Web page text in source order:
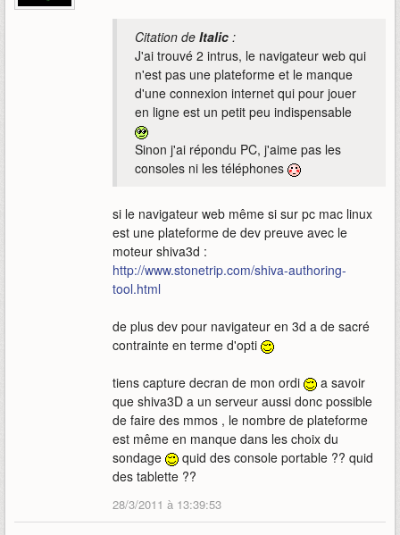
Citation de Italic :
J'ai trouvé 2 intrus, le navigateur web qui
n'est pas une plateforme et le manque
d'une connexion internet qui pour jouer
en ligne est un petit peu indispensable
Sinon j'ai répondu PC, j'aime pas les
consoles ni les téléphones
si le navigateur web même si sur pc mac linux
est une plateforme de dev preuve avec le
moteur shiva3d :
http://www.stonetrip.com/shiva-authoring-
tool.html
de plus dev pour navigateur en 3d a de sacré
contrainte en terme d'opti
tiens capture decran de mon ordi
a savoir
que shiva3D a un serveur aussi donc possible
de faire des mmos , le nombre de plateforme
est même en manque dans les choix du
sondage
quid des console portable ?? quid
des tablette ??
28/3/2011 à 13:39:53